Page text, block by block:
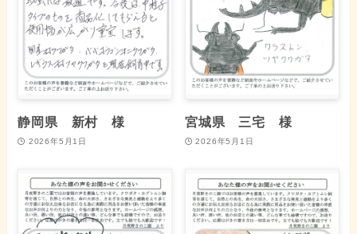
静岡県 新村 様
2026年5月1日
宮城県 三宅 様
2026年5月1日